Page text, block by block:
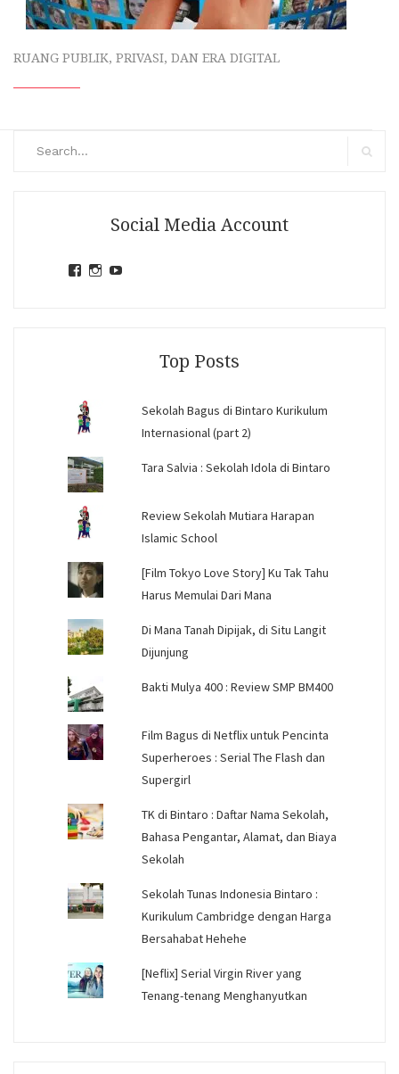
RUANG PUBLIK, PRIVASI, DAN ERA DIGITAL
Social Media Account
ViewView
Top Posts
Sekolah Bagus di Bintaro Kurikulum
Internasional (part 2)
Tara Salvia : Sekolah Idola di Bintaro
Review Sekolah Mutiara Harapan
Islamic School
[Film Tokyo Love Story] Ku Tak Tahu
Harus Memulai Dari Mana
Di Mana Tanah Dipijak, di Situ Langit
Dijunjung
Bakti Mulya 400 : Review SMP BM400
Film Bagus di Netflix untuk Pencinta
Superheroes : Serial The Flash dan
Supergirl
TK di Bintaro : Daftar Nama Sekolah,
Bahasa Pengantar, Alamat, dan Biaya
Sekolah
Sekolah Tunas Indonesia Bintaro :
Kurikulum Cambridge dengan Harga
Bersahabat Hehehe
[Neflix] Serial Virgin River yang
Tenang-tenang Menghanyutkan